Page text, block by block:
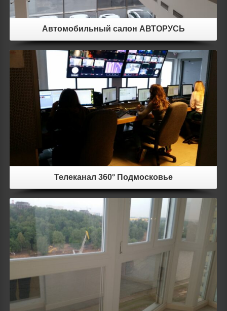
Автомобильный салон АВТОРУСЬ
Посмотреть фото
Телеканал 360° Подмосковье